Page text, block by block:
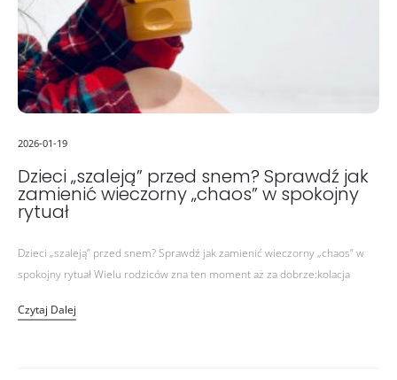
2026-01-19
Dzieci „szaleją” przed snem? Sprawdź jak
zamienić wieczorny „chaos” w spokojny
rytuał
Dzieci „szaleją” przed snem? Sprawdź jak zamienić wieczorny „chaos” w
spokojny rytuał Wielu rodziców zna ten moment aż za dobrze:kolacja
Skakanie…
Czytaj Dalej